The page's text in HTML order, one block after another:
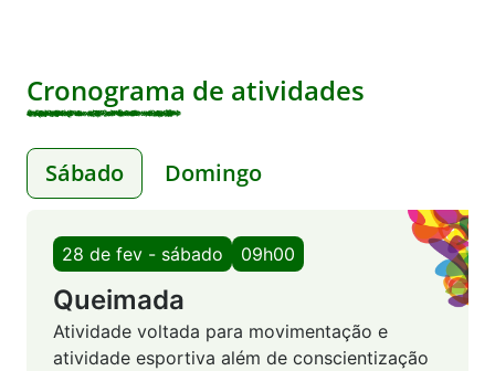
Cronograma de atividades
Sábado Domingo
28 de fev - sábado 09h00
Queimada
Atividade voltada para movimentação e
atividade esportiva além de conscientização